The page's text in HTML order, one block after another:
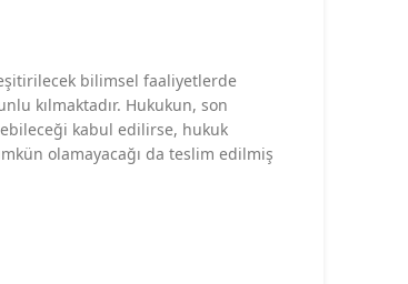
bilimsel faaliyetlerde
kılmaktadır. Hukukun, son
kabul edilirse, hukuk
olamayacağı da teslim edilmiş